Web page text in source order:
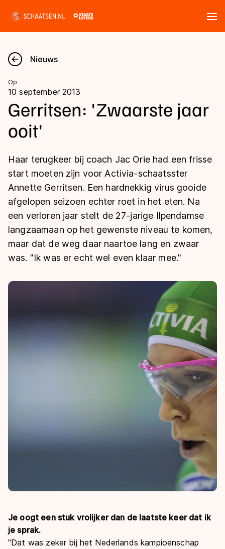
Nieuws
Kalender
Disciplines
Langebaan
Shorttrack
Inlineskaten
Kunstschaatsen
Schoonrijden
Natuurijs
Uitslagen
Langebaan
Shorttrack
Marathon
Inlineskaten
Kunstschaatsen
Tijden & historie
Ranglijsten Langebaan
Persoonlijke records & tijden
Historie & statistiek
De weg op
Inschrijven wedstrijden
Deze zomer de weg op
Schaatsfans
Alles voor jou als schaatsfan
Nieuws
Op
10 september 2013
Gerritsen: 'Zwaarste jaar
ooit'
Haar terugkeer bij coach Jac Orie had een frisse
start moeten zijn voor Activia-schaatsster
Annette Gerritsen. Een hardnekkig virus gooide
afgelopen seizoen echter roet in het eten. Na
een verloren jaar stelt de 27-jarige Ilpendamse
langzaamaan op het gewenste niveau te komen,
maar dat de weg daar naartoe lang en zwaar
was. "Ik was er echt wel even klaar mee."
Je oogt een stuk vrolijker dan de laatste keer dat ik
je sprak.
"Dat was zeker bij het Nederlands kampioenschap